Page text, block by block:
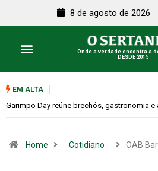
8 de agosto de 2026
Onde a verdade encontra a
DESDE 2015
EM ALTA
Bugonia transforma paranoia e conspiração
Home Cotidiano OAB